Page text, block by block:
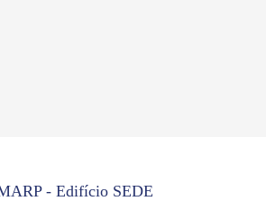
- Edifício SEDE